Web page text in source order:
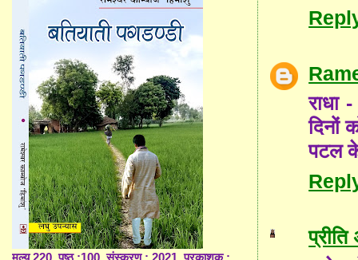
राधा
दिनों
पटल के